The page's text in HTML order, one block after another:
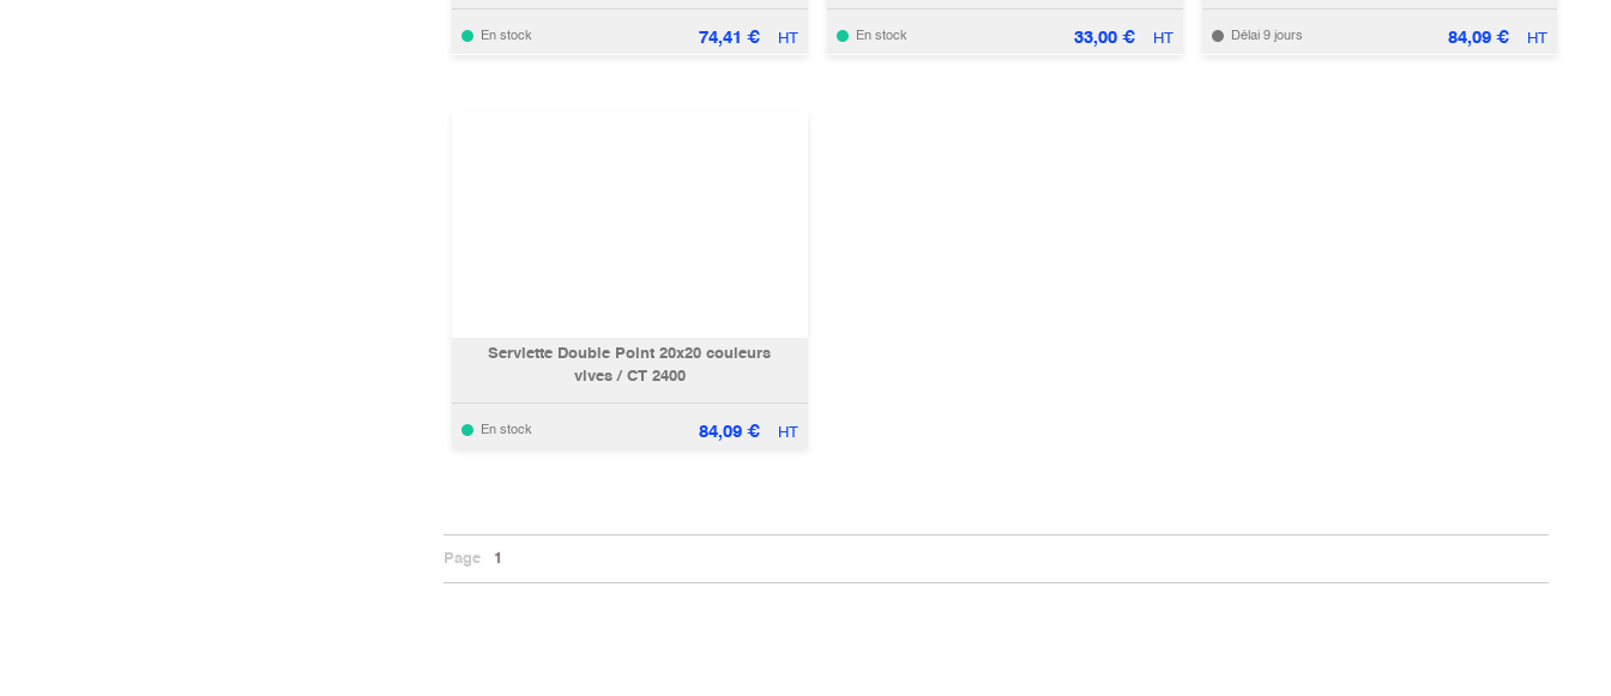
En stock 74,41 € HT En stock 33,00€ HT Délai 9 jours 84,09 € HT
Serviette Double Point 20x20 couleurs
vives / CT 2400
En stock 84,09€ HT
Page 1